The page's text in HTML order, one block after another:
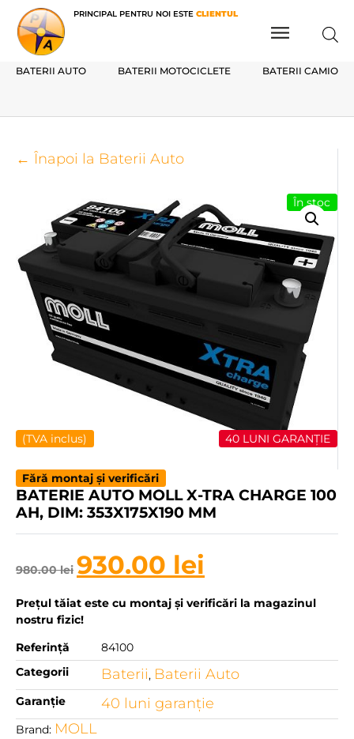
PRINCIPAL PENTRU NOI ESTE CLIENTUL
BATERII AUTO BATERII MOTOCICLETE BATERII
← Înapoi la Baterii Auto
40 LUNI GARANȚIE
(TVA inclus)
În stoc
Fără montaj și verificări
BATERIE AUTO MOLL X-TRA CHARGE 100
AH, DIM: 353X175X190 MM
980.00lei 930.00 lei
Prețul tăiat este cu montaj și verificări la magazinul
nostru fizic!
Referință
84100
Categorii
Baterii, Baterii Auto
Garanție 40 luni garanţie
Brand: MOLL